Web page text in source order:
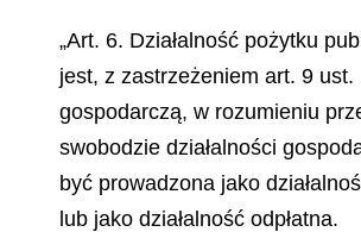
„Art. 6. Działalność pożytku
jest, z zastrzeżeniem art. 9 ust.
gospodarczą, w rozumieniu
swobodzie działalności
być prowadzona jako
lub jako działalność odpłatna.